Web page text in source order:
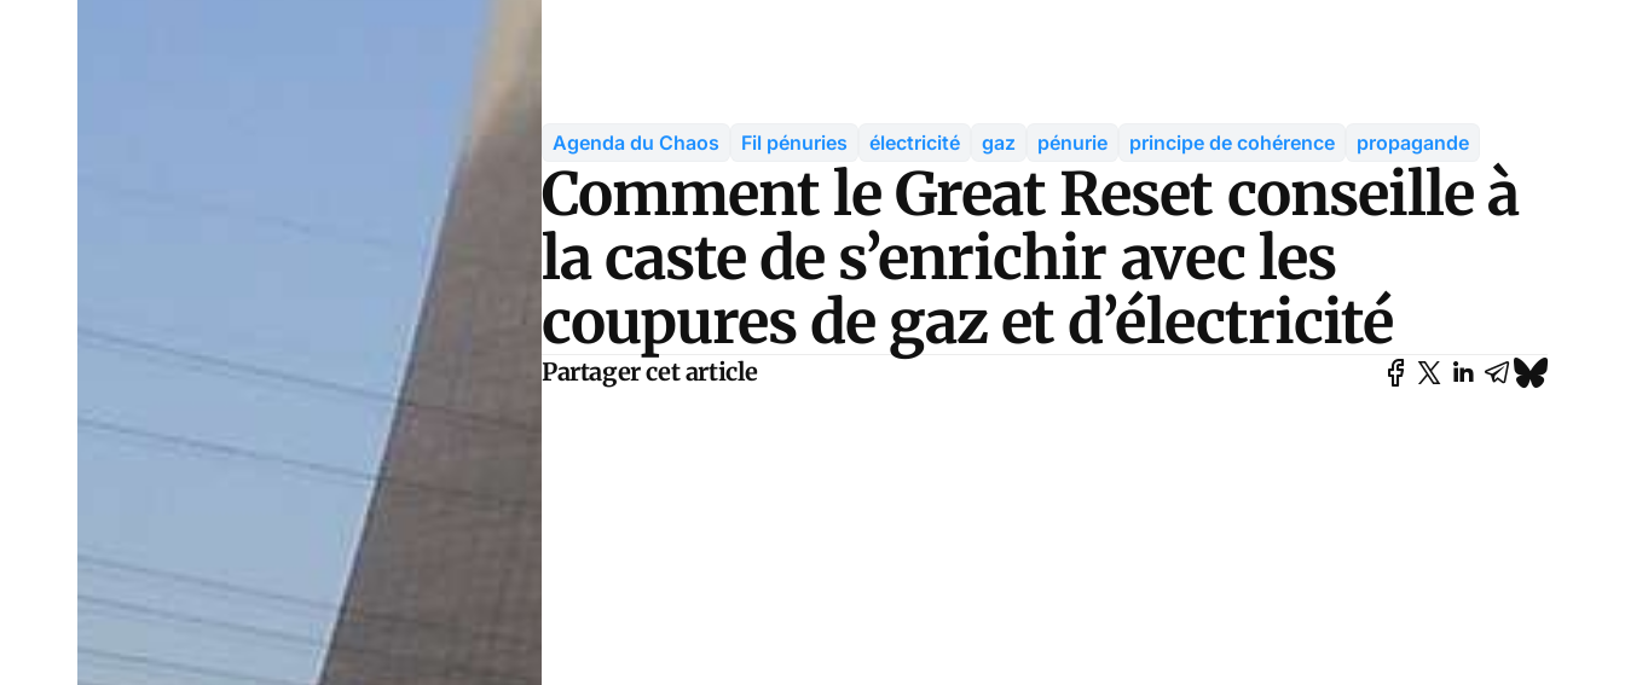
Agenda du Chaos Fil pénuries électricité gaz pénurie principe de cohérence propagande
Comment le Great Reset conseille à
la caste de s’enrichir avec les
coupures de gaz et d’électricité
Partager cet article